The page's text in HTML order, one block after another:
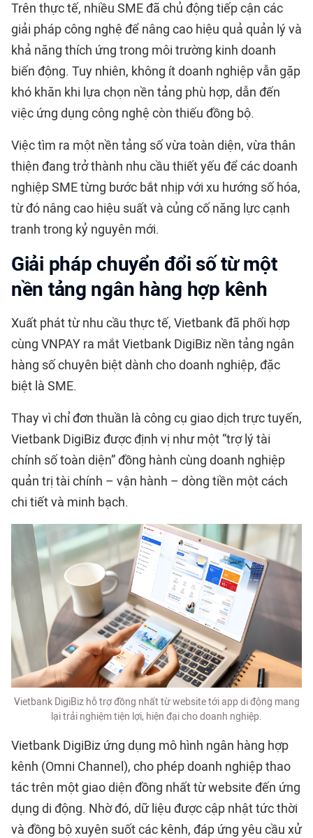
Trên thực tế, nhiều SME đã chủ động tiếp cận các
giải pháp công nghệ để nâng cao hiệu quả quản lý và
khả năng thích ứng trong môi trường kinh doanh
biến động. Tuy nhiên, không ít doanh nghiệp vẫn gặp
khó khăn khi lựa chọn nền tảng phù hợp, dẫn đến
việc ứng dụng công nghệ còn thiếu đồng bộ.
Việc tìm ra một nền tảng số vừa toàn diện, vừa thân
thiện đang trở thành nhu cầu thiết yếu để các doanh
nghiệp SME từng bước bắt nhịp với xu hướng số hóa,
từ đó nâng cao hiệu suất và củng cố năng lực cạnh
tranh trong kỷ nguyên mới.
Giải pháp chuyển đổi số từ một
nền tảng ngân hàng hợp kênh
Xuất phát từ nhu cầu thực tế, Vietbank đã phối hợp
cùng VNPAY ra mắt Vietbank DigiBiz nền tảng ngân
hàng số chuyên biệt dành cho doanh nghiệp, đặc
biệt là SME.
Thay vì chỉ đơn thuần là công cụ giao dịch trực tuyến,
Vietbank DigiBiz được định vị như một “trợ lý tài
chính số toàn diện” đồng hành cùng doanh nghiệp
quản trị tài chính – vận hành – dòng tiền một cách
chi tiết và minh bạch.
Vietbank DigiBiz hỗ trợ đồng nhất từ website tới app di động mang
lại trải nghiệm tiện lợi, hiện đại cho doanh nghiệp.
Vietbank DigiBiz ứng dụng mô hình ngân hàng hợp
kênh (Omni Channel), cho phép doanh nghiệp thao
tác trên một giao diện đồng nhất từ website đến ứng
dụng di động. Nhờ đó, dữ liệu được cập nhật tức thời
và đồng bộ xuyên suốt các kênh, đáp ứng yêu cầu xử